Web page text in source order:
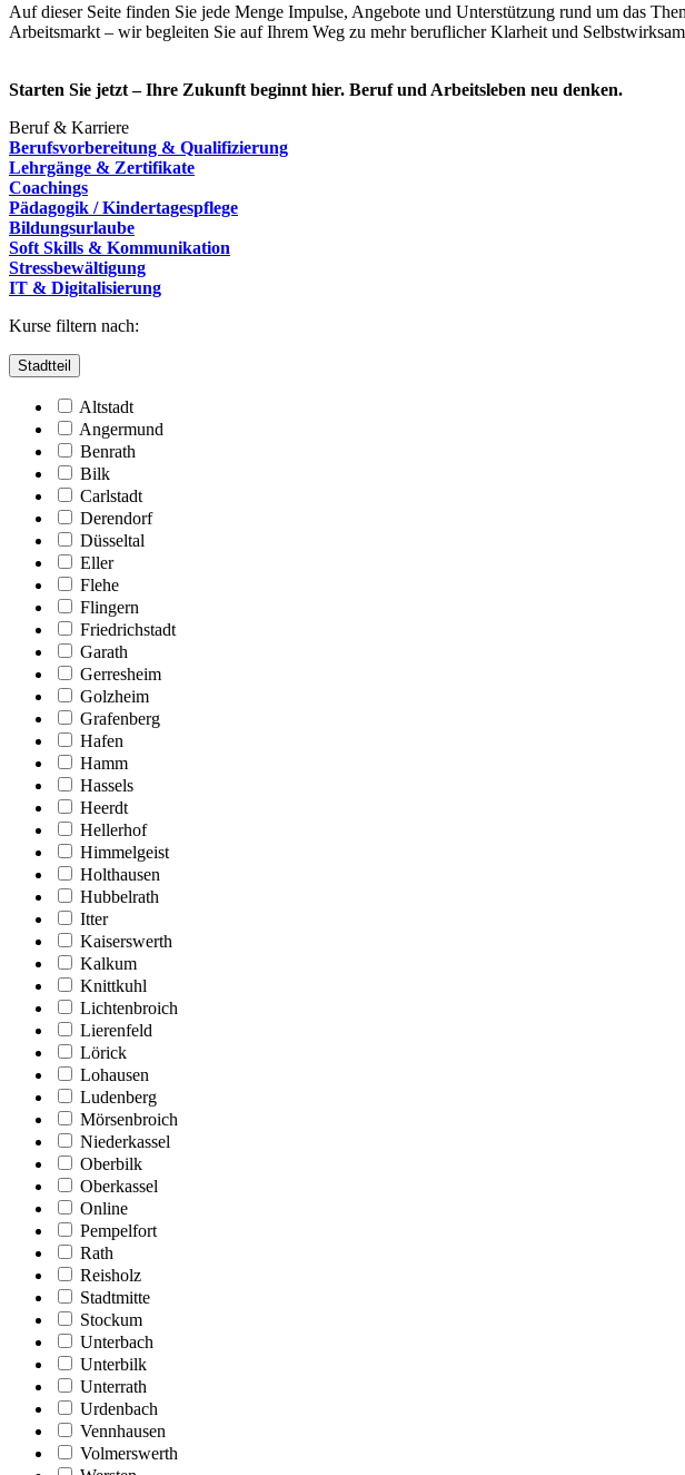
Auf dieser Seite finden Sie jede Menge Impulse, Angebote und Unterstützung rund um das
Arbeitsmarkt – wir begleiten Sie auf Ihrem Weg zu mehr beruflicher Klarheit und
Starten Sie jetzt – Ihre Zukunft beginnt hier. Beruf und Arbeitsleben neu denken.
Beruf & Karriere
Berufsvorbereitung & Qualifizierung
Lehrgänge & Zertifikate
Coachings
Pädagogik / Kindertagespflege
Bildungsurlaube
Soft Skills & Kommunikation
Stressbewältigung
IT & Digitalisierung
Kurse filtern nach:
Stadtteil
Altstadt
Angermund
Benrath
Bilk
Carlstadt
Derendorf
Düsseltal
Eller
Flehe
Flingern
Friedrichstadt
Garath
Gerresheim
Golzheim
Grafenberg
Hafen
Hamm
Hassels
Heerdt
Hellerhof
Himmelgeist
Holthausen
Hubbelrath
Itter
Kaiserswerth
Kalkum
Knittkuhl
Lichtenbroich
Lierenfeld
Lörick
Lohausen
Ludenberg
Mörsenbroich
Niederkassel
Oberbilk
Oberkassel
Online
Pempelfort
Rath
Reisholz
Stadtmitte
Stockum
Unterbach
Unterbilk
Unterrath
Urdenbach
Vennhausen
Volmerswerth